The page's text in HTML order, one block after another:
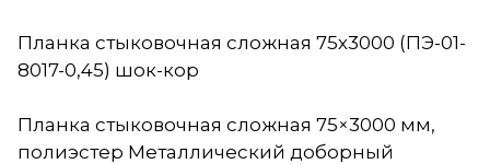
Планка стыковочная сложная 75х3000 (ПЭ-01-
8017-0,45) шок-кор
Планка стыковочная сложная 75×3000 мм,
полиэстер Металлический доборный